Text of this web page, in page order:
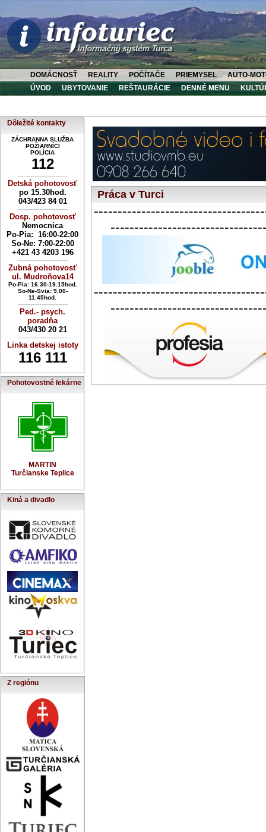
DOMÁCNOSŤ REALITY POČÍTAČE PRIEMYSEL
AUTO-
ÚVOD
UBYTOVANIE REŠTAURÁCIE DENNÉ MENU
Dôležité kontakty
ZÁCHRANNA SLUŽBA
POŽIARNÍCI
POLÍCIA
112
----------------------------
Detská pohotovosť
po 15.30hod.
043/423 84 01
----------------------------
Dosp. pohotovosť
Nemocnica
Po-Pia: 16:00-22:00
So-Ne: 7:00-22:00
+421 43 4203 196
----------------------------
Zubná pohotovosť
ul. Mudroňova14
Po-Pia: 16.30-19.15hod.
So-Ne-Svia: 9.00-
11.45hod.
----------------------------
Ped.- psych.
poradňa
043/430 20 21
----------------------------
Linka detskej istoty
116 111
Pohotovostné lekárne
MARTIN
Turčianske Teplice
Kiná a divadlo
Z regiónu
Práca v Turci